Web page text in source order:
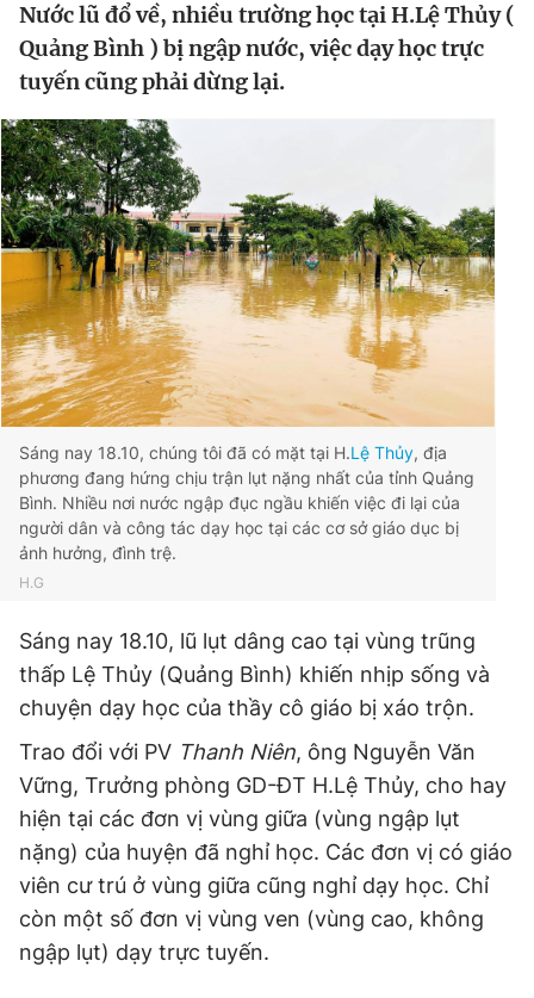
Video Magazine
Sản phẩm khác
Tiện ích
Thông tin tòa soạn Liên hệ quảng cáo
Đọc Thanh Niên trên điện thoại
Theo dõi báo trên
Hotline
0906 645 777
Liên hệ quảng cáo
0908 780 404
Tổng biên tập: Nguyễn Ngọc Toàn
Phó tổng biên tập thường trực: Hải Thành
Phó tổng biên tập: Lâm Hiếu Dũng
Phó tổng biên tập: Trần Việt Hưng
Tổng thư ký tòa soạn: Đức Trung
Giấy phép xuất bản số 110/GP - BTTTT cấp ngày 24.3.2020
© 2003-2026 Bản quyền thuộc về Báo Thanh Niên. Cấm sao
chép dưới mọi hình thức nếu không có sự chấp thuận bằng văn
bản. Phát triển bởi ePi Technologies, JSC.
Nước lũ đổ về, nhiều trường học tại H.Lệ Thủy (
Quảng Bình ) bị ngập nước, việc dạy học trực
tuyến cũng phải dừng lại.
Sáng nay 18.10, chúng tôi đã có mặt tại H.Lệ Thủy, địa
phương đang hứng chịu trận lụt nặng nhất của tỉnh Quảng
Bình. Nhiều nơi nước ngập đục ngầu khiến việc đi lại của
người dân và công tác dạy học tại các cơ sở giáo dục bị
ảnh hưởng, đình trệ.
H.G
Sáng nay 18.10, lũ lụt dâng cao tại vùng trũng
thấp Lệ Thủy (Quảng Bình) khiến nhịp sống và
chuyện dạy học của thầy cô giáo bị xáo trộn.
Trao đổi với PV Thanh Niên, ông Nguyễn Văn
Vững, Trưởng phòng GD-ĐT H.Lệ Thủy, cho hay
hiện tại các đơn vị vùng giữa (vùng ngập lụt
nặng) của huyện đã nghỉ học. Các đơn vị có giáo
viên cư trú ở vùng giữa cũng nghỉ dạy học. Chỉ
còn một số đơn vị vùng ven (vùng cao, không
ngập lụt) dạy trực tuyến.